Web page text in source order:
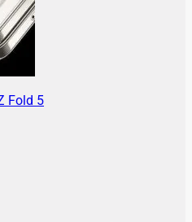
Fold 5